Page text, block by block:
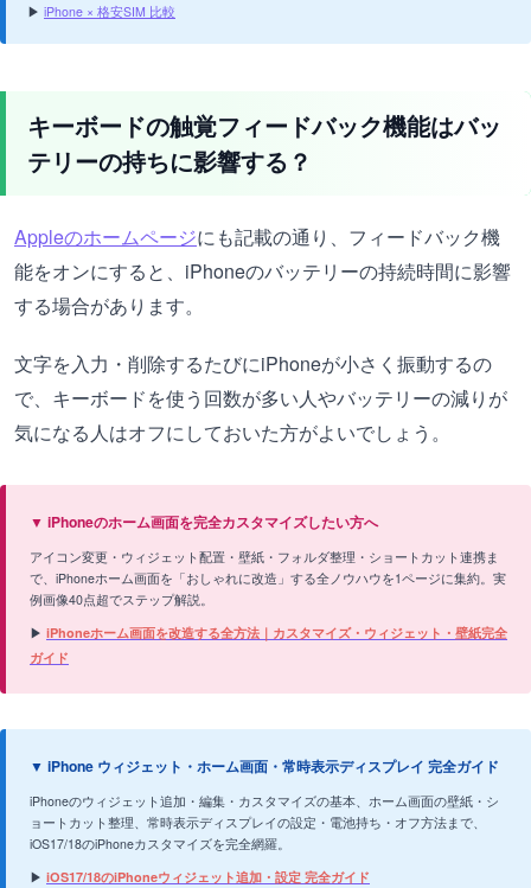
▶ iPhone × 格安SIM 比較
キーボードの触覚フィードバック機能はバッ
テリーの持ちに影響する？
Appleのホームページにも記載の通り、フィードバック機
能をオンにすると、iPhoneのバッテリーの持続時間に影響
する場合があります。
文字を入力・削除するたびにiPhoneが小さく振動するの
で、キーボードを使う回数が多い人やバッテリーの減りが
気になる人はオフにしておいた方がよいでしょう。
▼ iPhoneのホーム画面を完全カスタマイズしたい方へ
アイコン変更・ウィジェット配置・壁紙・フォルダ整理・ショートカット連携ま
で、iPhoneホーム画面を「おしゃれに改造」する全ノウハウを1ページに集約。実
例画像40点超でステップ解説。
▶ iPhoneホーム画面を改造する全方法｜カスタマイズ・ウィジェット・壁紙完全
ガイド
▼ iPhone ウィジェット・ホーム画面・常時表示ディスプレイ 完全ガイド
iPhoneのウィジェット追加・編集・カスタマイズの基本、ホーム画面の壁紙・シ
ョートカット整理、常時表示ディスプレイの設定・電池持ち・オフ方法まで、
iOS17/18のiPhoneカスタマイズを完全網羅。
▶ iOS17/18のiPhoneウィジェット追加・設定 完全ガイド